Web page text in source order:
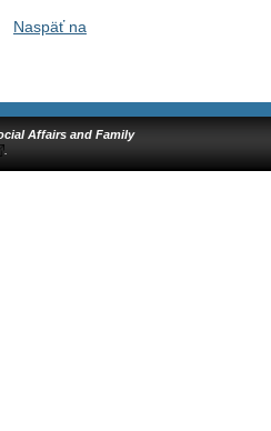
Naspäť na
Affairs and Family